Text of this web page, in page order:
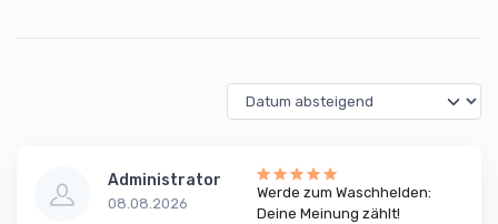
Administrator
08.08.2026
Werde zum Waschhelden:
Deine Meinung zählt!